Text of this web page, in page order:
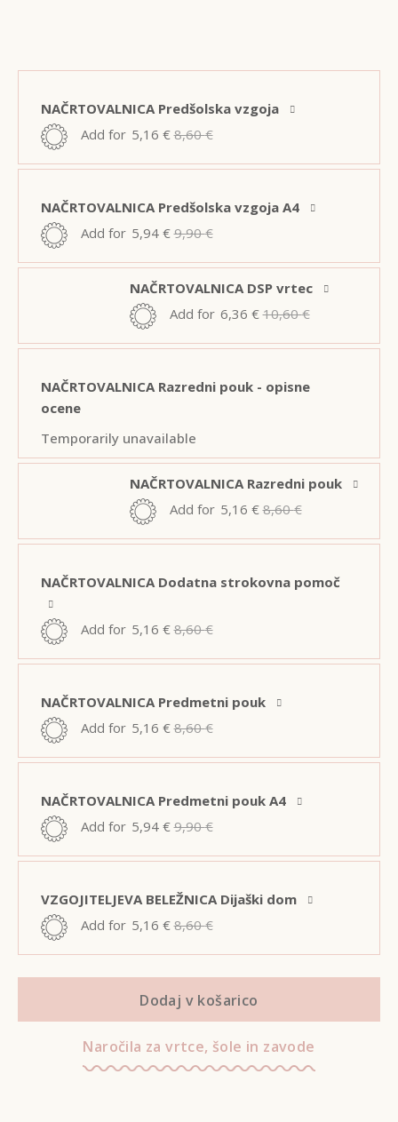
NAČRTOVALNICA Predšolska vzgoja
Add for 5,16 € 8,60€
NAČRTOVALNICA Predšolska vzgoja A4
Add for 5,94 € 9,90€
NAČRTOVALNICA DSP vrtec
Add for 6,36 € 10,60€
NAČRTOVALNICA Razredni pouk - opisne
ocene
Temporarily unavailable
NAČRTOVALNICA Razredni pouk
Add for 5,16 € 8,60€
NAČRTOVALNICA Dodatna strokovna pomoč
Add for 5,16 € 8,60€
NAČRTOVALNICA Predmetni pouk
Add for 5,16 € 8,60€
NAČRTOVALNICA Predmetni pouk A4
Add for 5,94 € 9,90€
VZGOJITELJEVA BELEŽNICA Dijaški dom
Add for 5,16 € 8,60€
Dodaj v košarico
Naročila za vrtce, šole in zavode